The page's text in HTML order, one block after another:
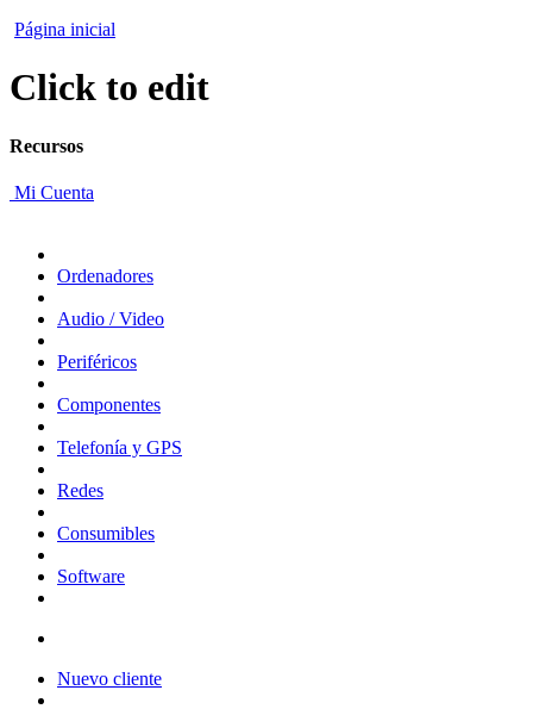
Página inicial
Click to edit
Recursos
Mi Cuenta
Ordenadores
Audio / Video
Periféricos
Componentes
Telefonía y GPS
Redes
Consumibles
Software
Nuevo cliente